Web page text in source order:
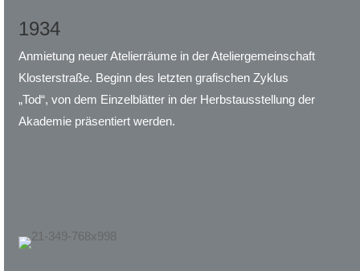
1934
Anmietung neuer Atelierräume in der Ateliergemeinschaft
Klosterstraße. Beginn des letzten grafischen Zyklus
„Tod“, von dem Einzelblätter in der Herbstausstellung der
Akademie präsentiert werden.